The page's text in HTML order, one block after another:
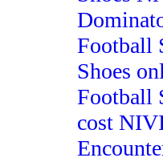
Football
Shoes
Football
cost